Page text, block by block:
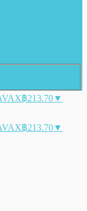
฿213.70▼
฿213.70▼